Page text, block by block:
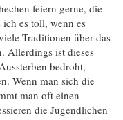
feiern gerne, die
es toll, wenn es
Traditionen über das
Allerdings ist dieses
bedroht,
Wenn man sich die
man oft einen
die Jugendlichen